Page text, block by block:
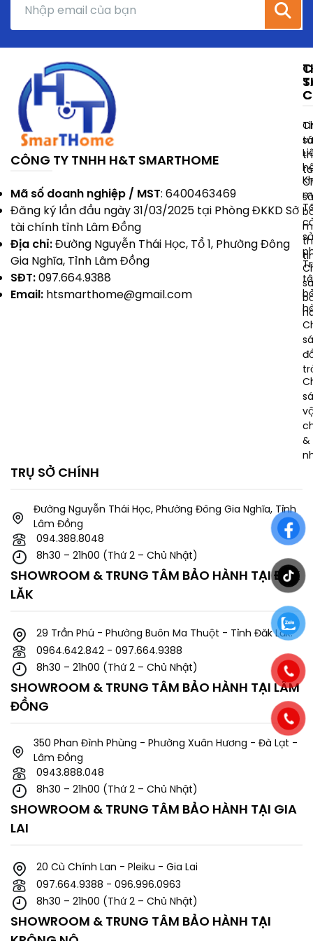
CÔNG TY TNHH H&T SMARTHOME
Mã số doanh nghiệp / MST: 6400463469
Đăng ký lần đầu ngày 31/03/2025 tại Phòng ĐKKD Sở
tài chính tỉnh Lâm Đồng
Địa chỉ:Đường Nguyễn Thái Học, Tổ 1, Phường Đông
Gia Nghĩa, Tỉnh Lâm Đồng
SĐT:097.664.9388
Email: htsmarthome@gmail.com
&
TRỤ SỞ CHÍNH
Đường Nguyễn Thái Học, Phường Đông Gia Nghĩa, Tỉnh
Lâm Đồng
094.388.8048
8h30 – 21h00 (Thứ 2 – Chủ Nhật)
SHOWROOM & TRUNG TÂM BẢO HÀNH TẠI ĐĂK
LĂK
29 Trần Phú - Phường Buôn Ma Thuột - Tỉnh Đăk Lăk.
0964.642.842 - 097.664.9388
8h30 – 21h00 (Thứ 2 – Chủ Nhật)
SHOWROOM & TRUNG TÂM BẢO HÀNH TẠI LÂM
ĐỒNG
350 Phan Đình Phùng - Phường Xuân Hương - Đà Lạt -
Lâm Đồng
0943.888.048
8h30 – 21h00 (Thứ 2 – Chủ Nhật)
SHOWROOM & TRUNG TÂM BẢO HÀNH TẠI GIA
LAI
20 Cù Chính Lan - Pleiku - Gia Lai
097.664.9388 - 096.996.0963
8h30 – 21h00 (Thứ 2 – Chủ Nhật)
SHOWROOM & TRUNG TÂM BẢO HÀNH TẠI